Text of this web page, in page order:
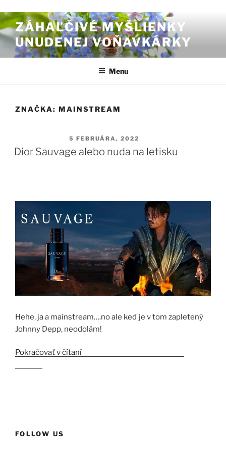
ZÁHAĽČIVÉ MYŠLIENKY
UNUDENEJ VOŇAVKÁRKY
Menu
ZNAČKA: MAINSTREAM
5 FEBRUÁRA, 2022
Dior Sauvage alebo nuda na letisku
Hehe, ja a mainstream….no ale keď je v tom zapletený
Johnny Depp, neodolám!
Pokračovať v čítaní
FOLLOW US